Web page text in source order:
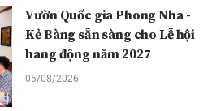
Vườn Quốc gia Phong Nha -
Kẻ Bàng sẵn sàng cho Lễ hội
hang động năm 2027
05/08/2026